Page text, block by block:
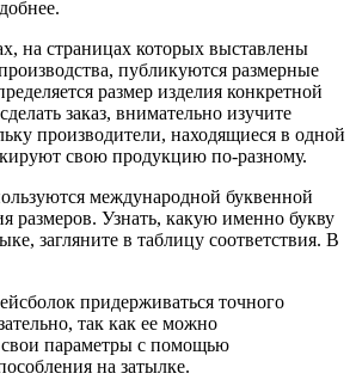
на страницах которых выставлены
публикуются размерные
размер изделия конкретной
заказ, внимательно изучите
производители, находящиеся в одной
свою продукцию по-разному.
международной буквенной
размеров. Узнать, какую именно букву
загляните в таблицу соответствия. В
придерживаться точного
так как ее можно
свои параметры с помощью
на затылке.